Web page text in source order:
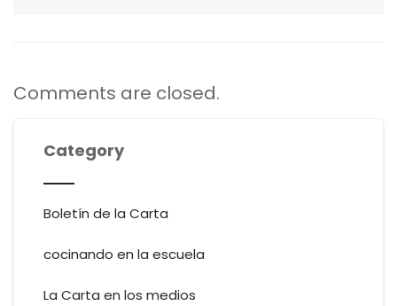
Comments are closed.
Category
Boletín de la Carta
cocinando en la escuela
La Carta en los medios